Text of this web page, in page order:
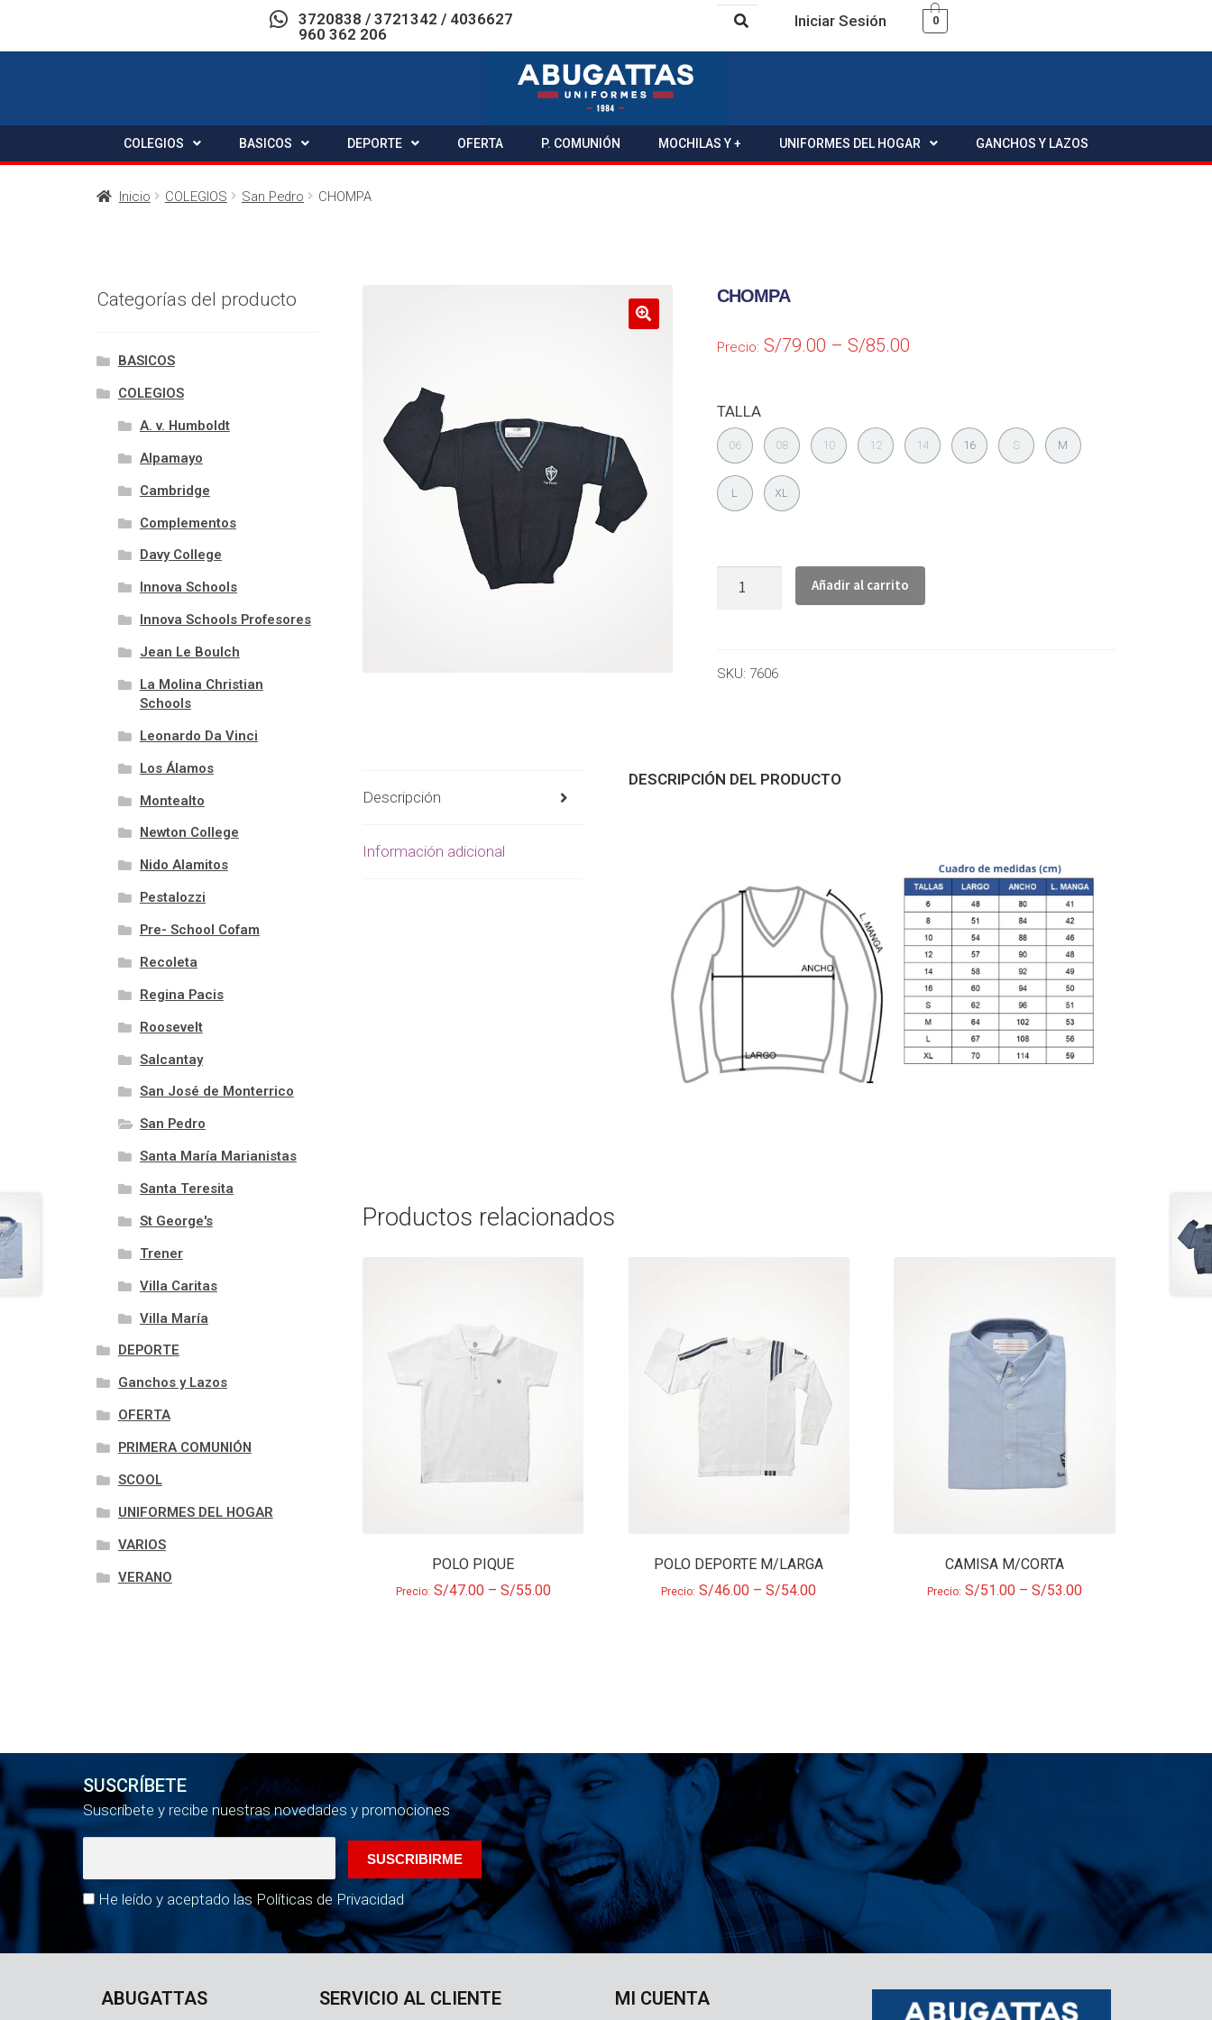
3720838 / 3721342 / 4036627
960 362 206
Iniciar Sesión 0
COLEGIOS BASICOS DEPORTE OFERTA P. COMUNIÓN MOCHILAS Y + UNIFORMES DEL HOGAR GANCHOS Y LAZOS
Inicio COLEGIOS San Pedro CHOMPA
CHOMPA
Precio: S/79.00 – S/85.00
TALLA
06 08 10 12 14 16 S M
L XL
Añadir al carrito
SKU: 7606
Descripción
Información adicional
DESCRIPCIÓN DEL PRODUCTO
Productos relacionados
POLO PIQUE
Precio: S/47.00– S/55.00
POLO DEPORTE M/LARGA
Precio: S/46.00 –S/54.00
CAMISA M/CORTA
Precio: S/51.00 –S/53.00
Categorías del producto
BASICOS
COLEGIOS
A. v. Humboldt
Alpamayo
Cambridge
Complementos
Davy College
Innova Schools
Innova Schools Profesores
Jean Le Boulch
La Molina Christian
Schools
Leonardo Da Vinci
Los Álamos
Montealto
Newton College
Nido Alamitos
Pestalozzi
Pre- School Cofam
Recoleta
Regina Pacis
Roosevelt
Salcantay
San José de Monterrico
San Pedro
Santa María Marianistas
Santa Teresita
St George's
Trener
Villa Caritas
Villa María
DEPORTE
Ganchos y Lazos
OFERTA
PRIMERA COMUNIÓN
SCOOL
UNIFORMES DEL HOGAR
VARIOS
VERANO
SUSCRÍBETE
Suscríbete y recibe nuestras novedades y promociones
He leído y aceptado las Políticas de Privacidad
ABUGATTAS SERVICIO AL CLIENTE MI CUENTA